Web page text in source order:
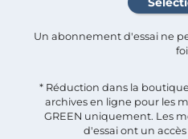
Un abonnement d'essai ne
* Réduction dans la
archives en ligne pour les
GREEN uniquement. Les
d'essai ont un